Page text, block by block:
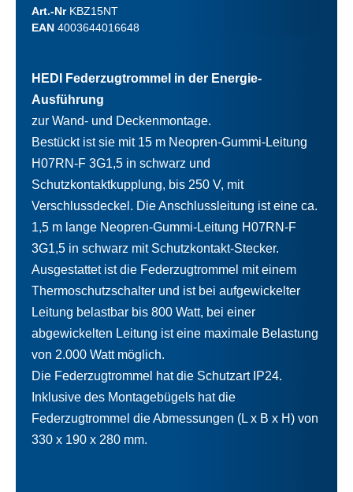
Art.-Nr KBZ15NT
EAN 4003644016648
HEDI Federzugtrommel in der Energie-
Ausführung
zur Wand- und Deckenmontage.
Bestückt ist sie mit 15 m Neopren-Gummi-Leitung
H07RN-F 3G1,5 in schwarz und
Schutzkontaktkupplung, bis 250 V, mit
Verschlussdeckel. Die Anschlussleitung ist eine ca.
1,5 m lange Neopren-Gummi-Leitung H07RN-F
3G1,5 in schwarz mit Schutzkontakt-Stecker.
Ausgestattet ist die Federzugtrommel mit einem
Thermoschutzschalter und ist bei aufgewickelter
Leitung belastbar bis 800 Watt, bei einer
abgewickelten Leitung ist eine maximale Belastung
von 2.000 Watt möglich.
Die Federzugtrommel hat die Schutzart IP24.
Inklusive des Montagebügels hat die
Federzugtrommel die Abmessungen (L x B x H) von
330 x 190 x 280 mm.